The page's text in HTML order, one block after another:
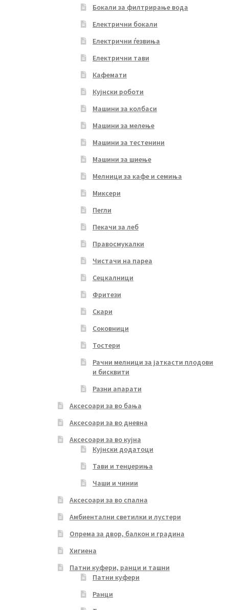
Бокали за филтрирање вода
Електрични бокали
Електрични ѓезвиња
Електрични тави
Кафемати
Кујнски роботи
Машини за колбаси
Машини за мелење
Машини за тестенини
Машини за шиење
Мелници за кафе и семиња
Миксери
Пегли
Пекачи за леб
Правосмукалки
Чистачи на пареа
Сецкалници
Фритези
Скари
Соковници
Тостери
Рачни мелници за јаткасти плодови
и бисквити
Разни апарати
Аксесоари за во бања
Аксесоари за во дневна
Аксесоари за во кујна
Кујнски додатоци
Тави и тенџериња
Чаши и чинии
Аксесоари за во спална
Амбиентални светилки и лустери
Опрема за двор, балкон и градина
Хигиена
Патни куфери, ранци и ташни
Патни куфери
Ранци